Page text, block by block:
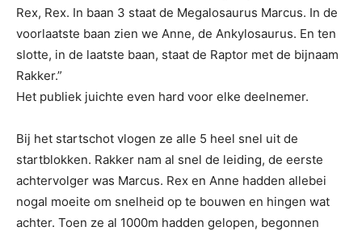
Rex, Rex. In baan 3 staat de Megalosaurus Marcus. In de
voorlaatste baan zien we Anne, de Ankylosaurus. En ten
slotte, in de laatste baan, staat de Raptor met de bijnaam
Rakker.”
Het publiek juichte even hard voor elke deelnemer.
Bij het startschot vlogen ze alle 5 heel snel uit de
startblokken. Rakker nam al snel de leiding, de eerste
achtervolger was Marcus. Rex en Anne hadden allebei
nogal moeite om snelheid op te bouwen en hingen wat
achter. Toen ze al 1000m hadden gelopen, begonnen